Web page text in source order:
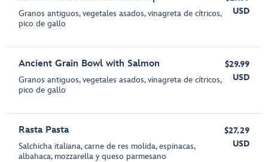
Granos antiguos, vegetales asados, vinagreta de cítricos,
pico de gallo
USD
Ancient Grain Bowl with Salmon
Granos antiguos, vegetales asados, vinagreta de cítricos,
pico de gallo
$29.99
USD
Rasta Pasta
Salchicha italiana, carne de res molida, espinacas,
albahaca, mozzarella y queso parmesano
$27.29
USD